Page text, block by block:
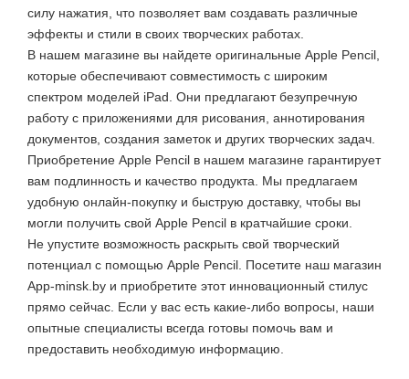
силу нажатия, что позволяет вам создавать различные
эффекты и стили в своих творческих работах.
В нашем магазине вы найдете оригинальные Apple Pencil,
которые обеспечивают совместимость с широким
спектром моделей iPad. Они предлагают безупречную
работу с приложениями для рисования, аннотирования
документов, создания заметок и других творческих задач.
Приобретение Apple Pencil в нашем магазине гарантирует
вам подлинность и качество продукта. Мы предлагаем
удобную онлайн-покупку и быструю доставку, чтобы вы
могли получить свой Apple Pencil в кратчайшие сроки.
Не упустите возможность раскрыть свой творческий
потенциал с помощью Apple Pencil. Посетите наш магазин
App-minsk.by и приобретите этот инновационный стилус
прямо сейчас. Если у вас есть какие-либо вопросы, наши
опытные специалисты всегда готовы помочь вам и
предоставить необходимую информацию.